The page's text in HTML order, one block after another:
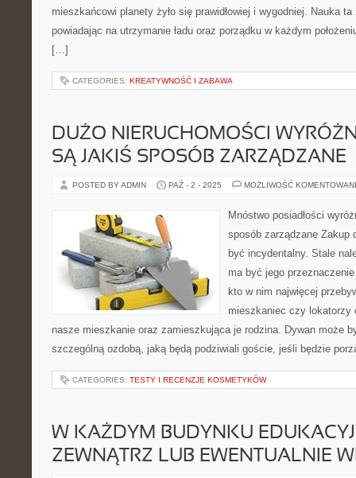
mieszkańcowi planety żyło się prawidłowiej i wygodniej. Nauka
powiadając na utrzymanie ładu oraz porządku w każdym
[…]
CATEGORIES: KREATYWNOŚĆ I ZABAWA
DUŻO NIERUCHOMOŚCI
SĄ JAKIŚ SPOSÓB ZARZĄDZANE
POSTED BY ADMIN PAŹ - 2 - 2025 MOŻLIWOŚĆ
Mnóstwo posiadłości
sposób zarządzane Zakup
być incydentalny. Stale
ma być jego
kto w nim najwięcej
mieszkaniec czy lokatorzy
nasze mieszkanie oraz zamieszkująca je rodzina. Dywan może
szczególną ozdobą, jaką będą podziwiali goście, jeśli będzie
CATEGORIES: TESTY I RECENZJE KOSMETYKÓW
W KAŻDYM BUDYNKU
ZEWNĄTRZ LUB EWENTUALNIE